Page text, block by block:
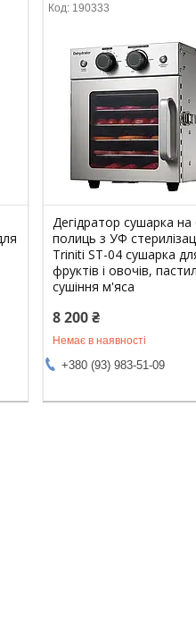
190333
Дегідратор сушарка на
полиць з УФ
Triniti ST-04 сушарка
фруктів і овочів,
сушіння м'яса
8 200 ₴
Немає в наявності
+380 (93) 983-51-09